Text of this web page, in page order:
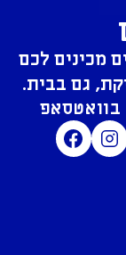
מכינים לכם
גם בבית.